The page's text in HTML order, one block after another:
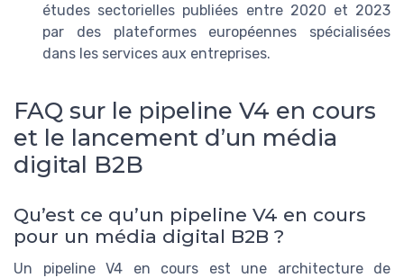
études sectorielles publiées entre 2020 et 2023
par des plateformes européennes spécialisées
dans les services aux entreprises.
FAQ sur le pipeline V4 en cours
et le lancement d’un média
digital B2B
Qu’est ce qu’un pipeline V4 en cours
pour un média digital B2B ?
Un pipeline V4 en cours est une architecture de